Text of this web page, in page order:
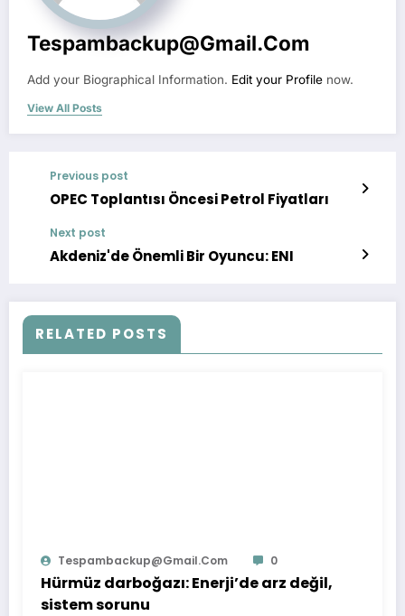
Tespambackup@gmail.com
Add your Biographical Information. Edit your Profile now.
View All Posts
Previous post
OPEC Toplantısı Öncesi Petrol Fiyatları
Next post
Akdeniz'de Önemli Bir Oyuncu: ENI
RELATED POSTS
Tespambackup@gmail.com 0
Hürmüz darboğazı: Enerji’de arz değil,
sistem sorunu